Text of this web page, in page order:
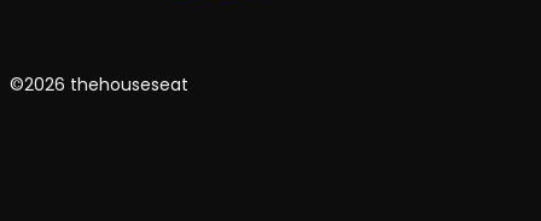
©2026 thehouseseat